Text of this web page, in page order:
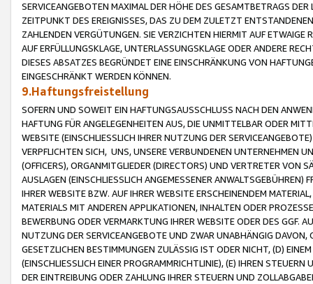
SERVICEANGEBOTEN MAXIMAL DER HÖHE DES GESAMTBETRAGS
ZEITPUNKT DES EREIGNISSES, DAS ZU DEM ZULETZT
ZAHLENDEN VERGÜTUNGEN. SIE VERZICHTEN HIERMIT AUF
AUF ERFÜLLUNGSKLAGE, UNTERLASSUNGSKLAGE ODER ANDERE
DIESES ABSATZES BEGRÜNDET EINE EINSCHRÄNKUNG VON
EINGESCHRÄNKT WERDEN KÖNNEN.
9.Haftungsfreistellung
SOFERN UND SOWEIT EIN HAFTUNGSAUSSCHLUSS NACH DEN
HAFTUNG FÜR ANGELEGENHEITEN AUS, DIE UNMITTELBAR ODER
WEBSITE (EINSCHLIESSLICH IHRER NUTZUNG DER
VERPFLICHTEN SICH, UNS, UNSERE VERBUNDENEN UNTERNEHMEN
(OFFICERS), ORGANMITGLIEDER (DIRECTORS) UND VERTRETER VON
AUSLAGEN (EINSCHLIESSLICH ANGEMESSENER
IHRER WEBSITE BZW. AUF IHRER WEBSITE ERSCHEINENDEM
MATERIALS MIT ANDEREN APPLIKATIONEN, INHALTEN ODER
BEWERBUNG ODER VERMARKTUNG IHRER WEBSITE ODER DES GGF.
NUTZUNG DER SERVICEANGEBOTE UND ZWAR UNABHÄNGIG
GESETZLICHEN BESTIMMUNGEN ZULÄSSIG IST ODER NICHT, (D)
(EINSCHLIESSLICH EINER PROGRAMMRICHTLINIE), (E) IHREN
DER EINTREIBUNG ODER ZAHLUNG IHRER STEUERN UND